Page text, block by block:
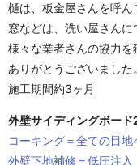
樋は、板金屋さんを呼ん
窓などは、洗い屋さんに
様々な業者さんの協力を
ありがとうございました。
施工期間約3ヶ月
外壁サイディングボード
コーキング＝全ての目
外壁下地補修＝低圧注